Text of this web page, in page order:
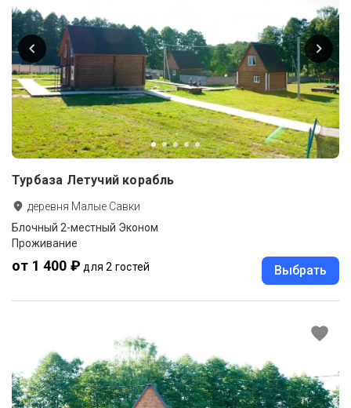
Турбаза Летучий корабль
деревня Малые Савки
Блочный 2-местный Эконом
Проживание
от 1 400 ₽ для 2 гостей Выбрать